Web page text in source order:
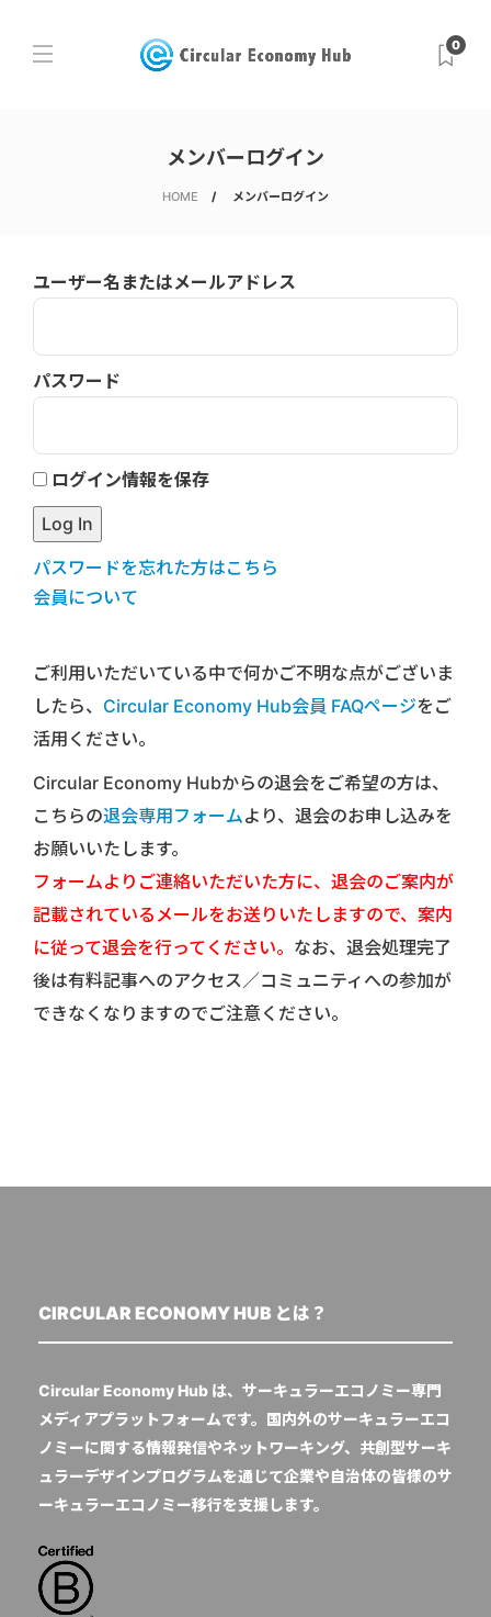
0
メンバーログイン
HOME メンバーログイン
ユーザー名またはメールアドレス
パスワード
ログイン情報を保存
パスワードを忘れた方はこちら
会員について
ご利用いただいている中で何かご不明な点がございま
したら、 Circular Economy Hub会員 FAQページをご
活用ください。
Circular Economy Hubからの退会をご希望の方は、
こちらの退会専用フォームより、退会のお申し込みを
お願いいたします。
フォームよりご連絡いただいた方に、退会のご案内が
記載されているメールをお送りいたしますので、案内
に従って退会を行ってください。 なお、退会処理完了
後は有料記事へのアクセス／コミュニティへの参加が
できなくなりますのでご注意ください。
CIRCULAR ECONOMY HUB とは？
Circular Economy Hub は、サーキュラーエコノミー専門
メディアプラットフォームです。国内外のサーキュラーエコ
ノミーに関する情報発信やネットワーキング、共創型サーキ
ュラーデザインプログラムを通じて企業や自治体の皆様のサ
ーキュラーエコノミー移行を支援します。